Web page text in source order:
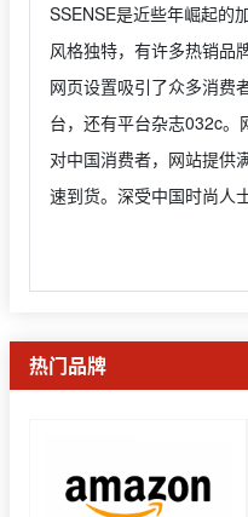
SSENSE是近些年崛起的
风格独特，有许多热销品
网页设置吸引了众多消费
台，还有平台杂志032c
对中国消费者，网站提供
速到货。深受中国时尚人
热门品牌